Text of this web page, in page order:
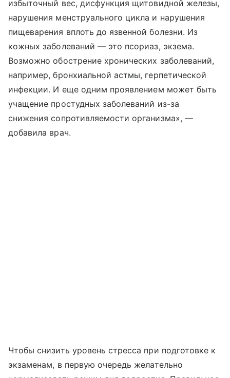
избыточный вес, дисфункция щитовидной железы,
нарушения менструального цикла и нарушения
пищеварения вплоть до язвенной болезни. Из
кожных заболеваний — это псориаз, экзема.
Возможно обострение хронических заболеваний,
например, бронхиальной астмы, герпетической
инфекции. И еще одним проявлением может быть
учащение простудных заболеваний из-за
снижения сопротивляемости организма», —
добавила врач.
Чтобы снизить уровень стресса при подготовке к
экзаменам, в первую очередь желательно